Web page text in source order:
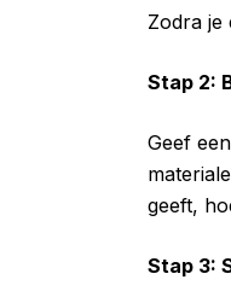
Zodra je
Stap 2:
Geef
geeft,
Stap 3: